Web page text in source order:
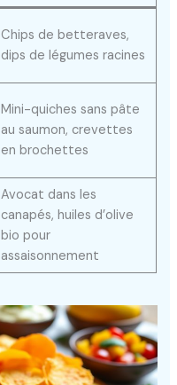
Chips de betteraves,
dips de légumes racines
Mini-quiches sans pâte
au saumon, crevettes
en brochettes
Avocat dans les
canapés, huiles d’olive
bio pour
assaisonnement